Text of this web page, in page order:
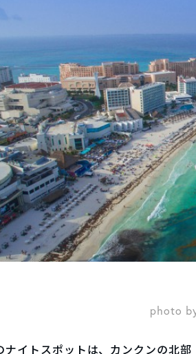
photo
ナイトスポットは、カンクンの北部